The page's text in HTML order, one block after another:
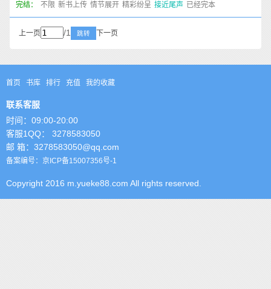
完结： 不限 新书上传 情节展开 精彩纷呈 接近尾声 已经完本
上一页 /1 跳转 下一页
首页 书库 排行 充值 我的收藏
联系客服
时间：09:00-20:00
客服1QQ： 3278583050
邮 箱：3278583050@qq.com
备案编号：京ICP备15007356号-1
Copyright 2016 m.yueke88.com All rights reserved.